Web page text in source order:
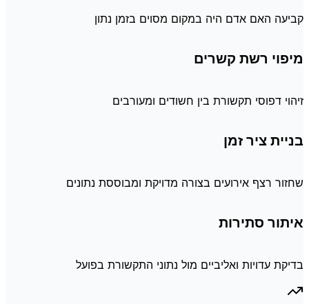
קביעה האם אדם היה במקום מסוים בזמן נתון
מיפוי רשת קשרים
זיהוי דפוסי תקשורת בין חשודים ומעורבים
בניית ציר זמן
שחזור רצף אירועים בצורה מדויקת ומבוססת נתונים
איתור סתירות
בדיקת עדויות ואליביים מול נתוני התקשורת בפועל